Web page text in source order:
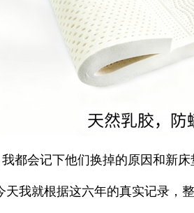
都会记下他们换掉的原因和新
天我就根据这六年的真实记录，